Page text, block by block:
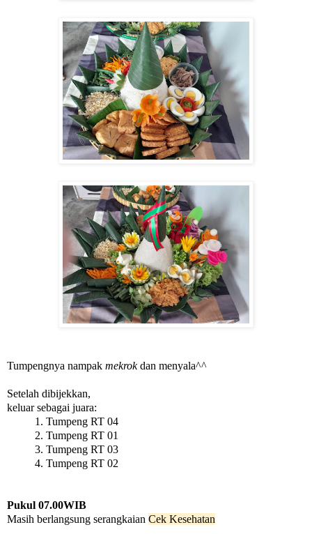
Tumpengnya nampak mekrokdan menyala^^
Setelah dibijekkan,
keluar sebagai juara:
1. Tumpeng RT 04
2. Tumpeng RT 01
3. Tumpeng RT 03
4. Tumpeng RT 02
Pukul 07.00WIB
Masih berlangsung serangkaian Cek Kesehatan